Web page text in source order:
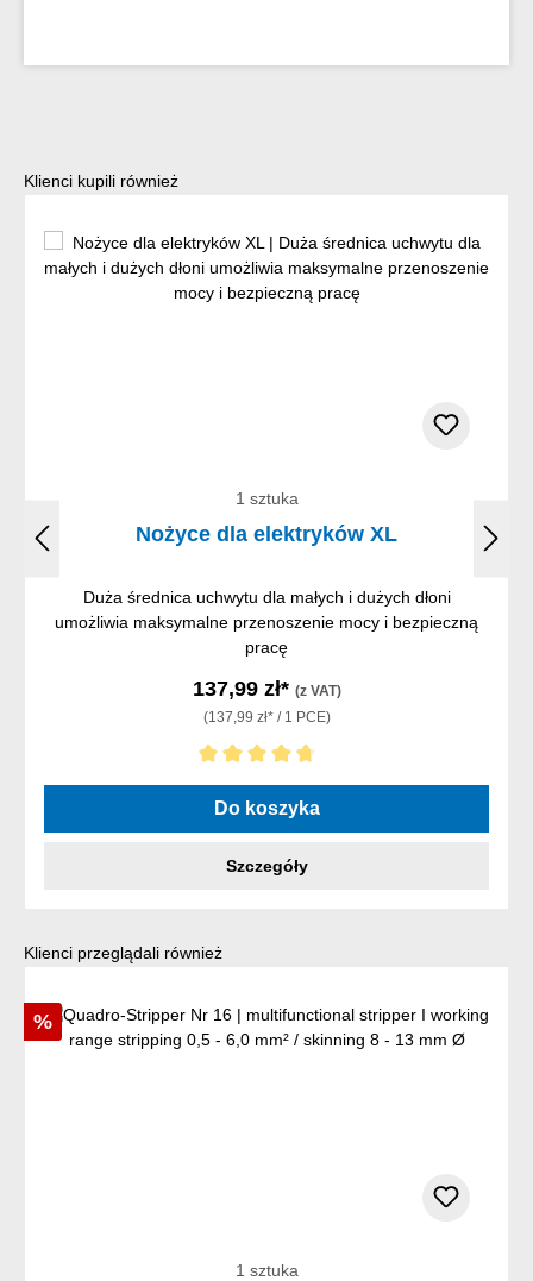
Pomiń galerię produktów
Klienci kupili również
1 sztuka
Nożyce dla elektryków XL
Duża średnica uchwytu dla małych i dużych dłoni
umożliwia maksymalne przenoszenie mocy i bezpieczną
pracę
137,99 zł* (z VAT)
(137,99 zł* / 1 PCE)
Średnia ocena 4.75 z 5 gwiazdek
Do koszyka
Szczegóły
Pomiń galerię produktów
Klienci przeglądali również
Rabat
%
1 sztuka